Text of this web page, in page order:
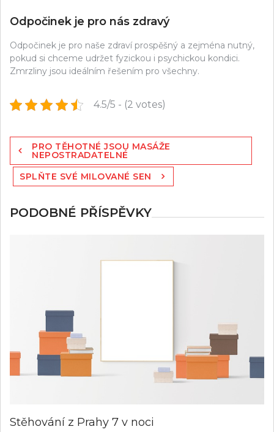
Odpočinek je pro nás zdravý
Odpočinek je pro naše zdraví prospěšný a zejména nutný,
pokud si chceme udržet fyzickou i psychickou kondici.
Zmrzliny jsou ideálním řešením pro všechny.
4.5/5 - (2 votes)
Navigace
pro
příspěvek
PRO TĚHOTNÉ JSOU MASÁŽE
NEPOSTRADATELNÉ
SPLŇTE SVÉ MILOVANÉ SEN
PODOBNÉ PŘÍSPĚVKY
Stěhování z Prahy 7 v noci